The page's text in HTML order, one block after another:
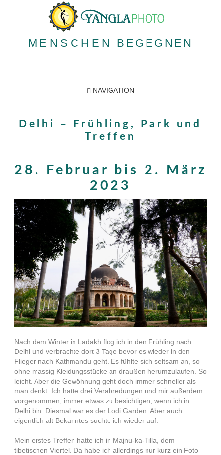
MENSCHEN BEGEGNEN
NAVIGATION
Delhi – Frühling, Park und
Treffen
28. Februar bis 2. März
2023
Nach dem Winter in Ladakh flog ich in den Frühling nach
Delhi und verbrachte dort 3 Tage bevor es wieder in den
Flieger nach Kathmandu geht. Es fühlte sich seltsam an, so
ohne massig Kleidungsstücke an draußen herumzulaufen. So
leicht. Aber die Gewöhnung geht doch immer schneller als
man denkt. Ich hatte drei Verabredungen und mir außerdem
vorgenommen, immer etwas zu besichtigen, wenn ich in
Delhi bin. Diesmal war es der Lodi Garden. Aber auch
eigentlich alt Bekanntes suchte ich wieder auf.
Mein erstes Treffen hatte ich in Majnu-ka-Tilla, dem
tibetischen Viertel. Da habe ich allerdings nur kurz ein Foto